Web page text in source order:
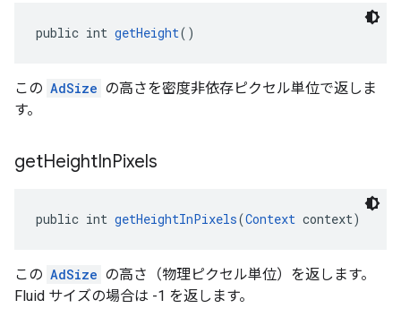
public int getHeight()
この AdSize の高さを密度非依存ピクセル単位で返しま
す。
getHeightInPixels
public int getHeightInPixels(Context context)
この AdSize の高さ（物理ピクセル単位）を返します。
Fluid サイズの場合は -1 を返します。